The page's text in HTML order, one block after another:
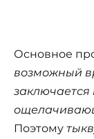
Основное
возможный
заключается
Поэтому